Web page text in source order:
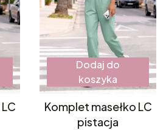
Dodaj do
koszyka
Komplet masełko LC
pistacja